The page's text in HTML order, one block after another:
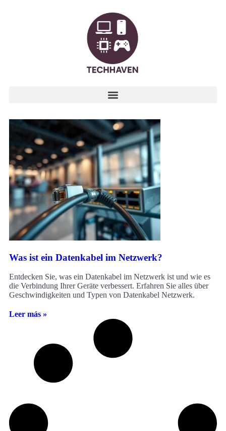
Was ist ein Datenkabel im Netzwerk?
Entdecken Sie, was ein Datenkabel im Netzwerk ist und wie es
die Verbindung Ihrer Geräte verbessert. Erfahren Sie alles über
Geschwindigkeiten und Typen von Datenkabel Netzwerk.
Leer más »